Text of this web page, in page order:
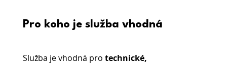
Pro koho je služba vhodná
Služba je vhodná pro technické,